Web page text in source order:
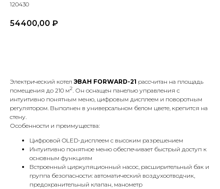
120430
54400,00 ₽
Электрический котел ЭВАН FORWARD-21 рассчитан на площадь
помещения до 210 м2. Он оснащен панелью управления с
интуитивно понятным меню, цифровым дисплеем и поворотным
регулятором. Выполнен в универсальном белом цвете, крепится на
стену.
Особенности и преимущества:
Цифровой OLED-дисплеем с высоким разрешением
Интуитивно понятное меню обеспечивает быстрый доступ к
основным функциям
Встроенный циркуляционный насос, расширительный бак и
группа безопасности: автоматический воздухоотводчик,
предохранительный клапан, манометр